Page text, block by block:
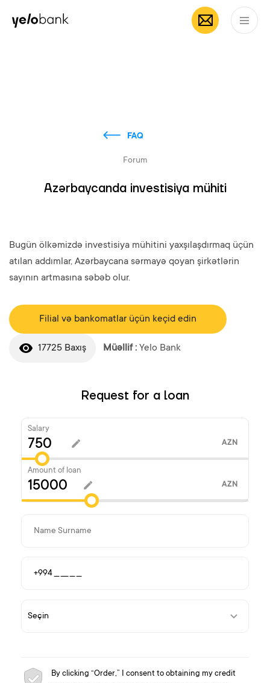
Individuals
FAQ
Forum
Azərbaycanda investisiya mühiti
Bugün ölkəmizdə investisiya mühitini yaxşılaşdırmaq üçün
atılan addımlar, Azərbaycana sərmayə qoyan şirkətlərin
sayının artmasına səbəb olur.
Filial və bankomatlar üçün keçid edin
17725 Baxış Müəllif : Yelo Bank
Request for a loan
Salary
AZN
Amount of loan
AZN
By clicking “Order,” I consent to obtaining my credit